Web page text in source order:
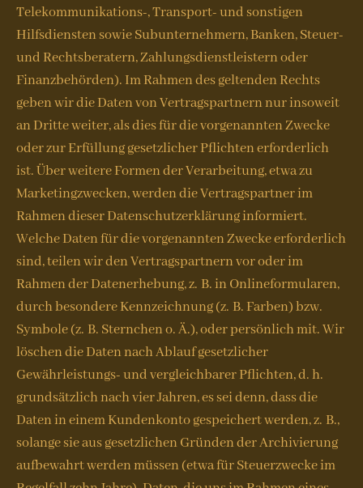
Telekommunikations-, Transport- und sonstigen
Hilfsdiensten sowie Subunternehmern, Banken, Steuer-
und Rechtsberatern, Zahlungsdienstleistern oder
Finanzbehörden). Im Rahmen des geltenden Rechts
geben wir die Daten von Vertragspartnern nur insoweit
an Dritte weiter, als dies für die vorgenannten Zwecke
oder zur Erfüllung gesetzlicher Pflichten erforderlich
ist. Über weitere Formen der Verarbeitung, etwa zu
Marketingzwecken, werden die Vertragspartner im
Rahmen dieser Datenschutzerklärung informiert.
Welche Daten für die vorgenannten Zwecke erforderlich
sind, teilen wir den Vertragspartnern vor oder im
Rahmen der Datenerhebung, z. B. in Onlineformularen,
durch besondere Kennzeichnung (z. B. Farben) bzw.
Symbole (z. B. Sternchen o. Ä.), oder persönlich mit. Wir
löschen die Daten nach Ablauf gesetzlicher
Gewährleistungs- und vergleichbarer Pflichten, d. h.
grundsätzlich nach vier Jahren, es sei denn, dass die
Daten in einem Kundenkonto gespeichert werden, z. B.,
solange sie aus gesetzlichen Gründen der Archivierung
aufbewahrt werden müssen (etwa für Steuerzwecke im